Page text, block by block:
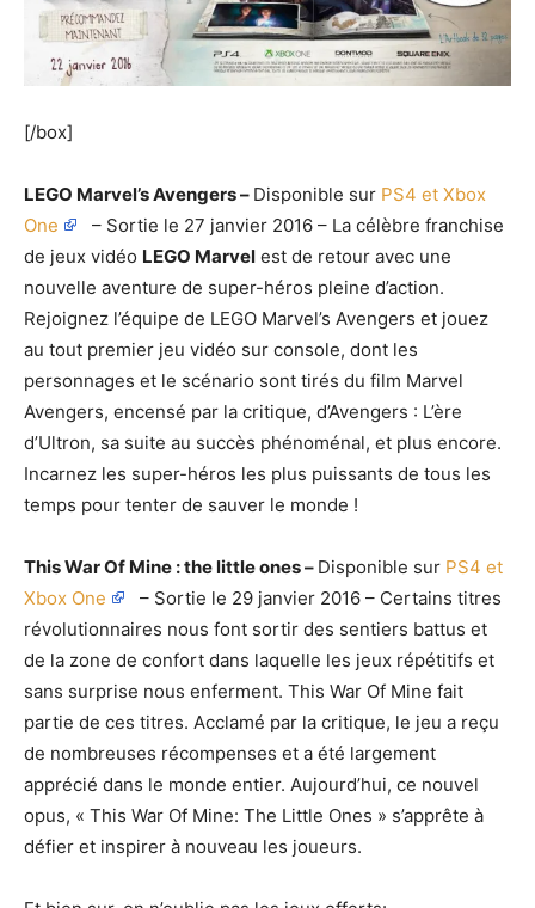
[/box]
LEGO Marvel’s Avengers– Disponible sur PS4 et Xbox
One
– Sortie le 27 janvier 2016 – La célèbre franchise
de jeux vidéo LEGO Marvel est de retour avec une
nouvelle aventure de super-héros pleine d’action.
Rejoignez l’équipe de LEGO Marvel’s Avengers et jouez
au tout premier jeu vidéo sur console, dont les
personnages et le scénario sont tirés du film Marvel
Avengers, encensé par la critique, d’Avengers : L’ère
d’Ultron, sa suite au succès phénoménal, et plus encore.
Incarnez les super-héros les plus puissants de tous les
temps pour tenter de sauver le monde !
This War Of Mine : the little ones– Disponible sur PS4 et
Xbox One
– Sortie le 29 janvier 2016 – Certains titres
révolutionnaires nous font sortir des sentiers battus et
de la zone de confort dans laquelle les jeux répétitifs et
sans surprise nous enferment. This War Of Mine fait
partie de ces titres. Acclamé par la critique, le jeu a reçu
de nombreuses récompenses et a été largement
apprécié dans le monde entier. Aujourd’hui, ce nouvel
opus, « This War Of Mine: The Little Ones » s’apprête à
défier et inspirer à nouveau les joueurs.